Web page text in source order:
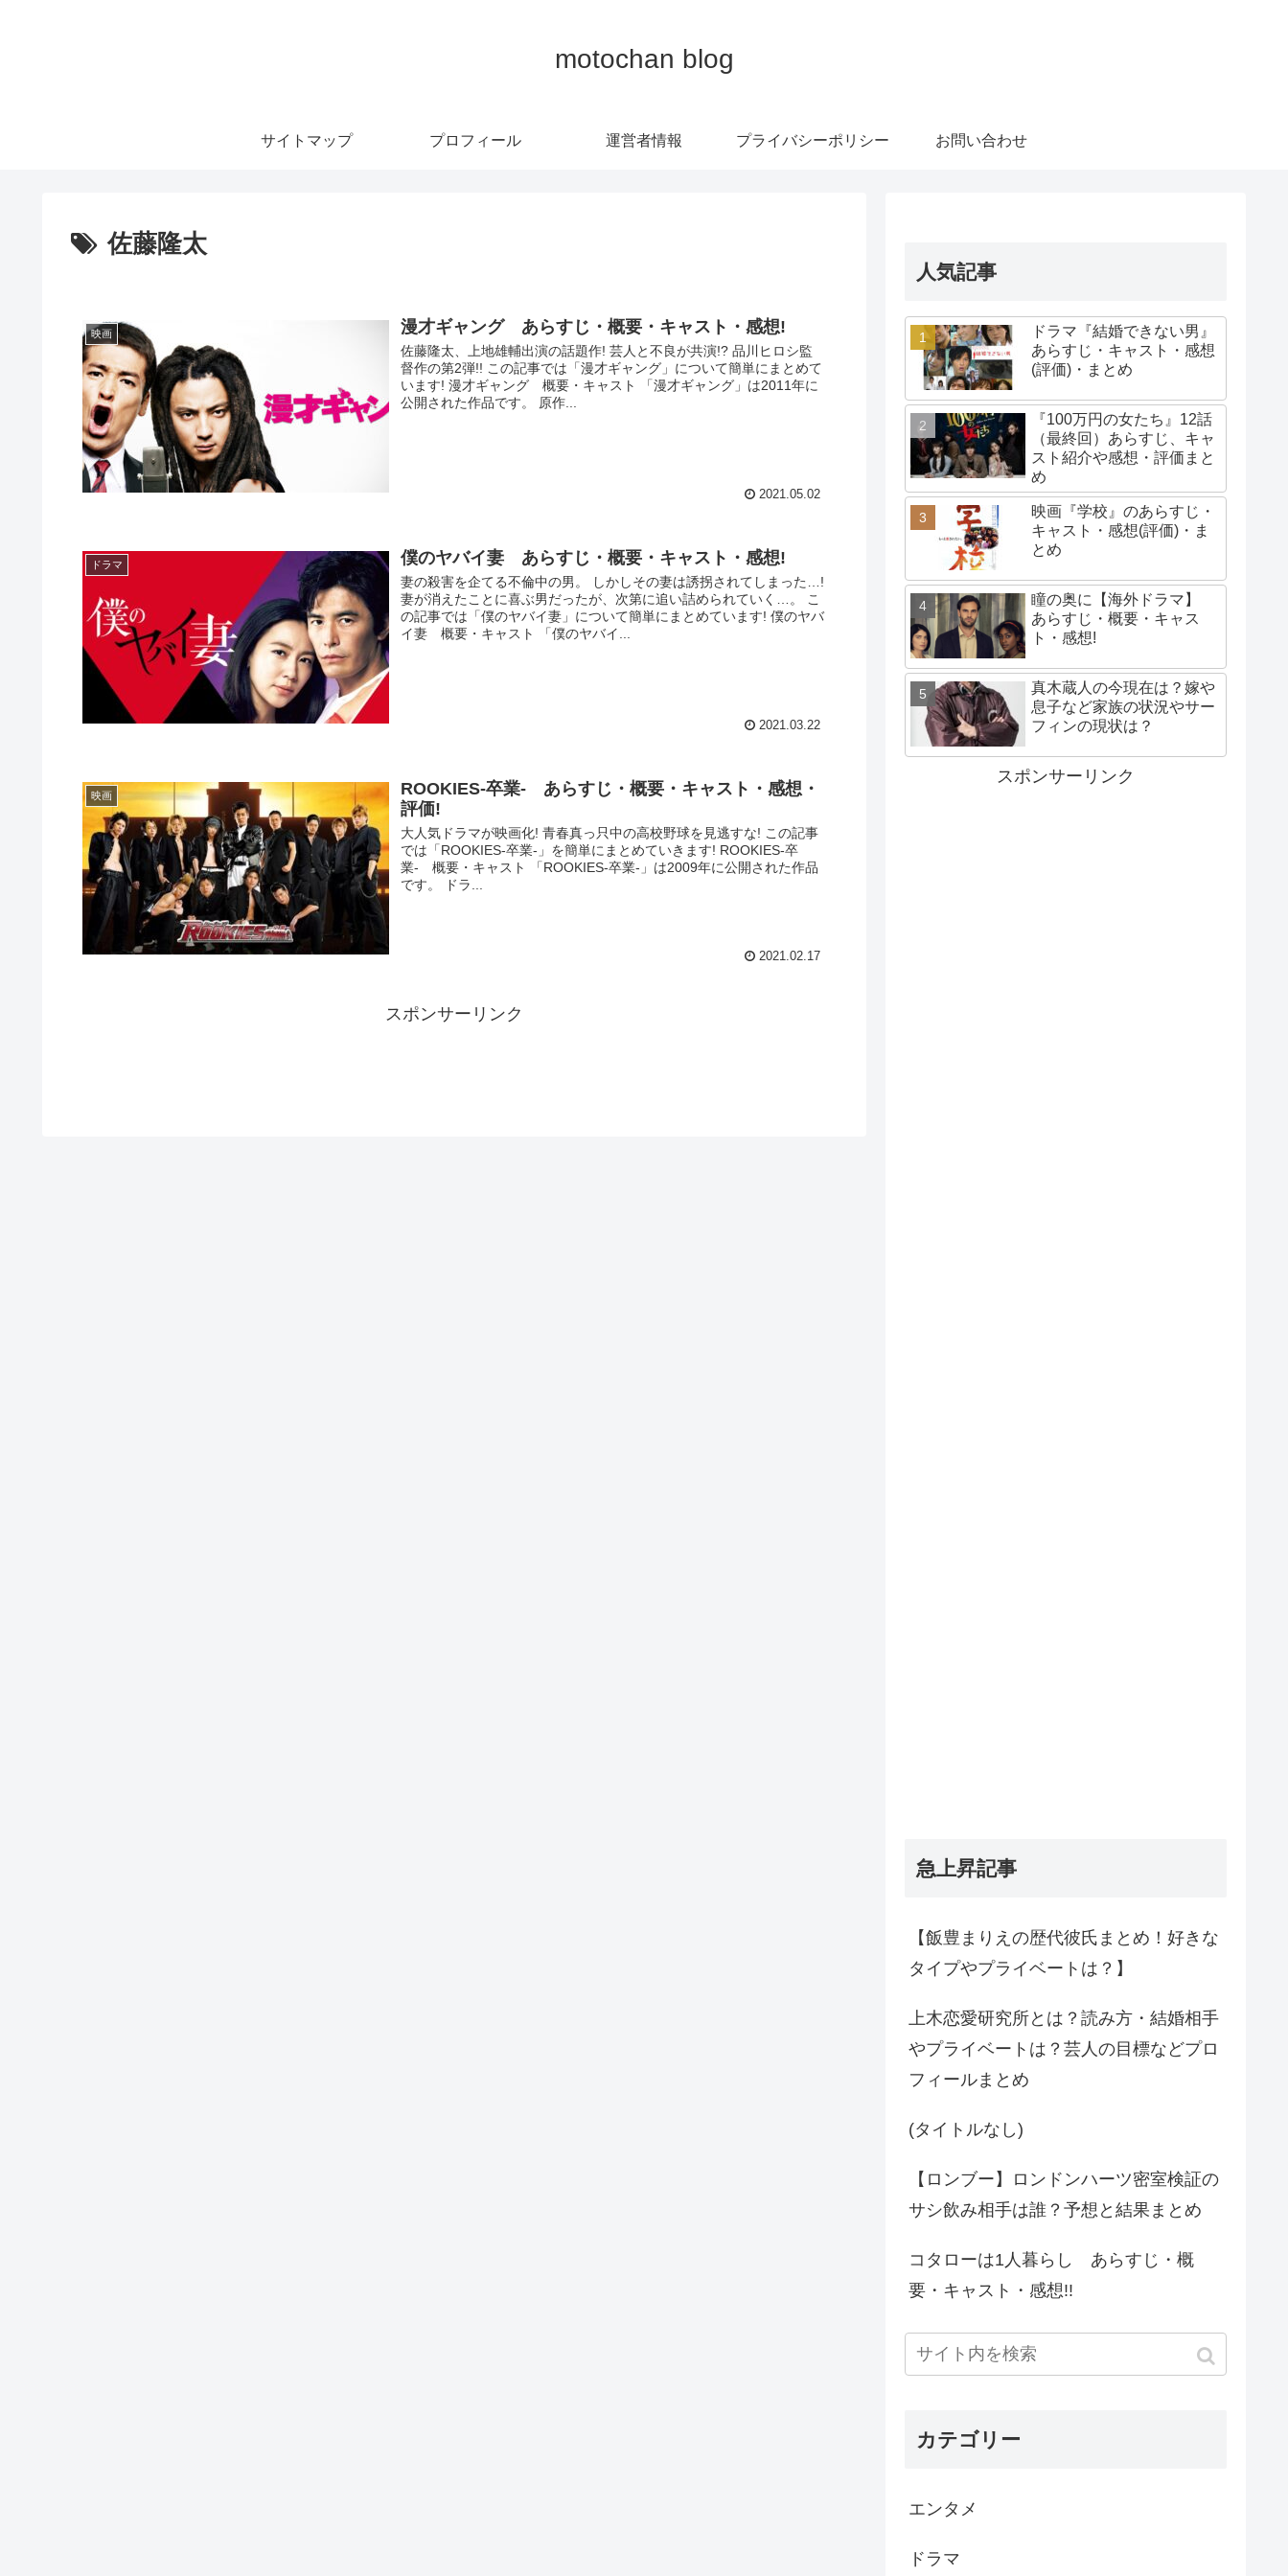
motochan blog
サイトマップ プロフィール 運営者情報 プライバシーポリシー お問い合わせ
佐藤隆太
映画 漫才ギャング あらすじ・概要・キャスト・感想!
佐藤隆太、上地雄輔出演の話題作! 芸人と不良が共演!? 品川ヒロシ監
督作の第2弾!! この記事では「漫才ギャング」について簡単にまとめて
います! 漫才ギャング 概要・キャスト 「漫才ギャング」は2011年に
公開された作品です。 原作...
2021.05.02
ドラマ 僕のヤバイ妻 あらすじ・概要・キャスト・感想!
妻の殺害を企てる不倫中の男。 しかしその妻は誘拐されてしまった…!
妻が消えたことに喜ぶ男だったが、次第に追い詰められていく…。 こ
の記事では「僕のヤバイ妻」について簡単にまとめています! 僕のヤバ
イ妻 概要・キャスト 「僕のヤバイ...
2021.03.22
映画
ROOKIES-卒業- あらすじ・概要・キャスト・感想・
評価!
大人気ドラマが映画化! 青春真っ只中の高校野球を見逃すな! この記事
では「ROOKIES-卒業-」を簡単にまとめていきます! ROOKIES-卒
業- 概要・キャスト 「ROOKIES-卒業-」は2009年に公開された作品
です。 ドラ...
2021.02.17
スポンサーリンク
人気記事
ドラマ『結婚できない男』
あらすじ・キャスト・感想
(評価)・まとめ
『100万円の女たち』12話
（最終回）あらすじ、キャ
スト紹介や感想・評価まと
め
映画『学校』のあらすじ・
キャスト・感想(評価)・ま
とめ
瞳の奥に【海外ドラマ】
あらすじ・概要・キャス
ト・感想!
真木蔵人の今現在は？嫁や
息子など家族の状況やサー
フィンの現状は？
スポンサーリンク
急上昇記事
【飯豊まりえの歴代彼氏まとめ！好きな
タイプやプライベートは？】
上木恋愛研究所とは？読み方・結婚相手
やプライベートは？芸人の目標などプロ
フィールまとめ
(タイトルなし)
【ロンブー】ロンドンハーツ密室検証の
サシ飲み相手は誰？予想と結果まとめ
コタローは1人暮らし あらすじ・概
要・キャスト・感想!!
カテゴリー
エンタメ
ドラマ